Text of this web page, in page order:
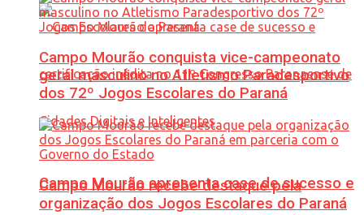
Campo Mourão apresenta case de sucesso e
Campo Mourão conquista vice-campeonato
geral masculino no Atletismo Paradesportivo
dos 72º Jogos Escolares do Paraná
Campo Mourão recebe destaque pela
organização dos Jogos Escolares do Paraná